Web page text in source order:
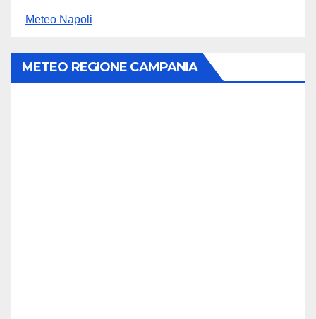
Meteo Napoli
METEO REGIONE CAMPANIA